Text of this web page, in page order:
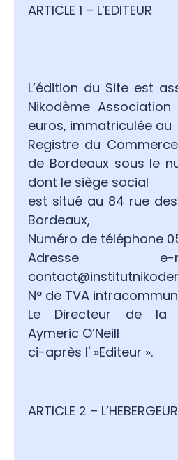
ARTICLE 1 – L’EDITEUR
L’édition du Site est
Nikodème
euros, immatriculée au
Registre du
de Bordeaux sous le
dont le siège social
est situé au 84 rue
Bordeaux,
Numéro de téléphone
Adresse
N° de TVA
Le Directeur de la
Aymeric O’Neill
ci-après l' »Editeur ».
ARTICLE 2 – L’HEBERGEUR